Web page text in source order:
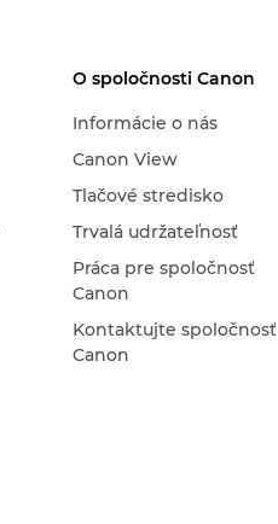
O spoločnosti Canon
Informácie o nás
Canon View
Tlačové stredisko
Trvalá udržateľnosť
Práca pre spoločnosť
Canon
Kontaktujte spoločnosť
Canon